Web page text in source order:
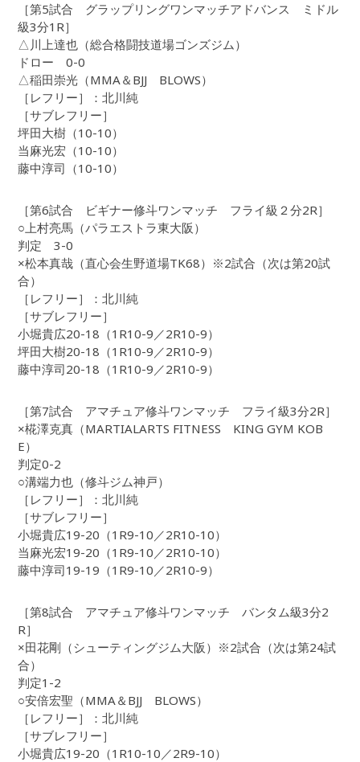
［第5試合 グラップリングワンマッチアドバンス ミドル
級3分1R］
△川上達也（総合格闘技道場ゴンズジム）
ドロー 0-0
△稲田崇光（MMA＆BJJ BLOWS）
［レフリー］：北川純
［サブレフリー］
坪田大樹（10-10）
当麻光宏（10-10）
藤中淳司（10-10）
［第6試合 ビギナー修斗ワンマッチ フライ級２分2R］
○上村亮馬（パラエストラ東大阪）
判定 3-0
×松本真哉（直心会生野道場TK68）※2試合（次は第20試
合）
［レフリー］：北川純
［サブレフリー］
小堀貴広20-18（1R10-9／2R10-9）
坪田大樹20-18（1R10-9／2R10-9）
藤中淳司20-18（1R10-9／2R10-9）
［第7試合 アマチュア修斗ワンマッチ フライ級3分2R］
×椛澤克真（MARTIALARTS FITNESS KING GYM KOB
E）
判定0-2
○溝端力也（修斗ジム神戸）
［レフリー］：北川純
［サブレフリー］
小堀貴広19-20（1R9-10／2R10-10）
当麻光宏19-20（1R9-10／2R10-10）
藤中淳司19-19（1R9-10／2R10-9）
［第8試合 アマチュア修斗ワンマッチ バンタム級3分2
R］
×田花剛（シューティングジム大阪）※2試合（次は第24試
合）
判定1-2
○安倍宏聖（MMA＆BJJ BLOWS）
［レフリー］：北川純
［サブレフリー］
小堀貴広19-20（1R10-10／2R9-10）